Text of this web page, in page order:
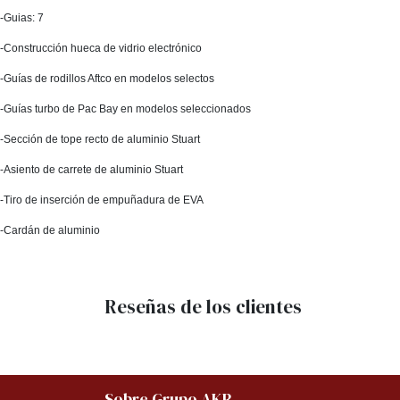
-Guias: 7
-Construcción hueca de vidrio electrónico
-Guías de rodillos Aftco en modelos selectos
-Guías turbo de Pac Bay en modelos seleccionados
-Sección de tope recto de aluminio Stuart
-Asiento de carrete de aluminio Stuart
-Tiro de inserción de empuñadura de EVA
-Cardán de aluminio
Reseñas de los clientes